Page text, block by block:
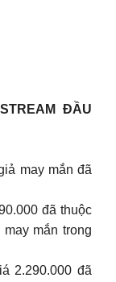
ĐẦU
may mắn đã
đã thuộc
mắn trong
2.290.000 đã